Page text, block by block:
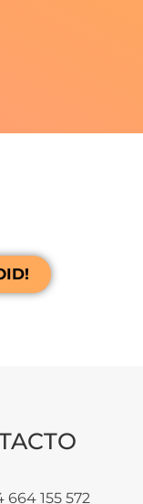
664 155 572